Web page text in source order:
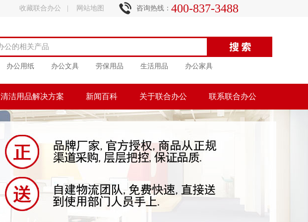
收藏联合办公 网站地图 咨询热线： 400-837-3488
办公用纸 办公文具 劳保用品 生活用品 办公家具
清洁用品解决方案 新闻百科 关于联合办公 联系联合办公